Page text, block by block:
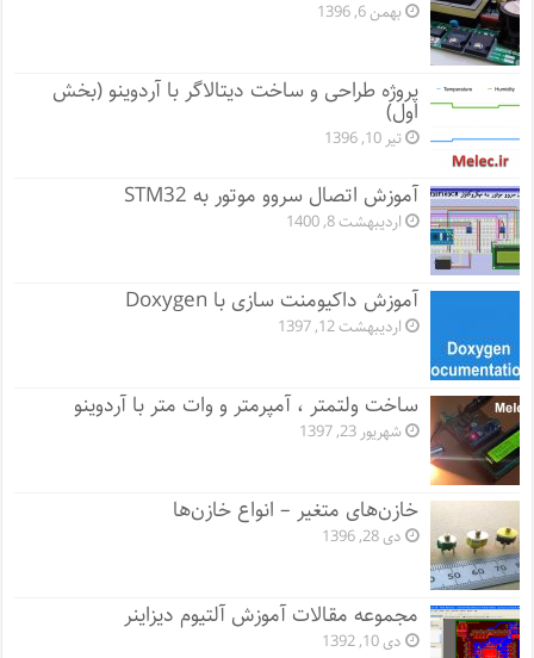
بهمن 6, 1396
پروژه طراحی و ساخت دیتالاگر با آردوینو (بخش
اول)
تیر 10, 1396
آموزش اتصال سروو موتور به STM32
اردیبهشت 8, 1400
آموزش داکیومنت سازی با Doxygen
اردیبهشت 12, 1397
ساخت ولتمتر ، آمپرمتر و وات متر با آردوینو
شهریور 23, 1397
خازن‌های متغیر – انواع خازن‌ها
دی 28, 1396
مجموعه مقالات آموزش آلتیوم دیزاینر
دی 10, 1392